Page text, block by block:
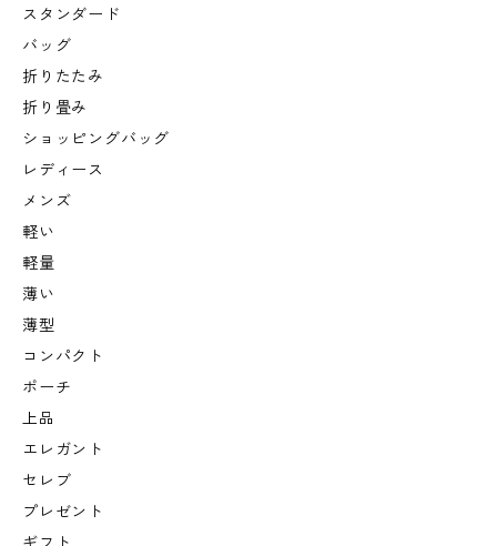
スタンダード
バッグ
折りたたみ
折り畳み
ショッピングバッグ
レディース
メンズ
軽い
軽量
薄い
薄型
コンパクト
ポーチ
上品
エレガント
セレブ
プレゼント